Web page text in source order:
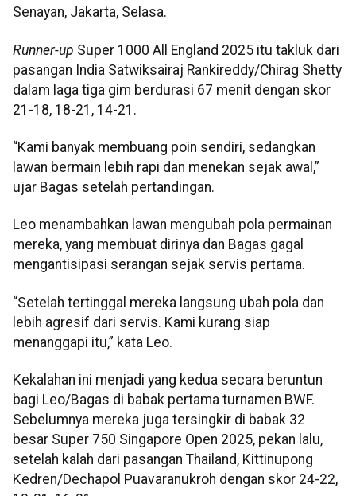
Senayan, Jakarta, Selasa.
Runner-up Super 1000 All England 2025 itu takluk dari
pasangan India Satwiksairaj Rankireddy/Chirag Shetty
dalam laga tiga gim berdurasi 67 menit dengan skor
21-18, 18-21, 14-21.
“Kami banyak membuang poin sendiri, sedangkan
lawan bermain lebih rapi dan menekan sejak awal,”
ujar Bagas setelah pertandingan.
Leo menambahkan lawan mengubah pola permainan
mereka, yang membuat dirinya dan Bagas gagal
mengantisipasi serangan sejak servis pertama.
“Setelah tertinggal mereka langsung ubah pola dan
lebih agresif dari servis. Kami kurang siap
menanggapi itu,” kata Leo.
Kekalahan ini menjadi yang kedua secara beruntun
bagi Leo/Bagas di babak pertama turnamen BWF.
Sebelumnya mereka juga tersingkir di babak 32
besar Super 750 Singapore Open 2025, pekan lalu,
setelah kalah dari pasangan Thailand, Kittinupong
Kedren/Dechapol Puavaranukroh dengan skor 24-22,